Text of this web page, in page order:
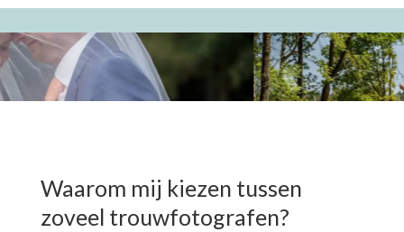
​Waarom mij kiezen tussen
zoveel trouwfotografen?